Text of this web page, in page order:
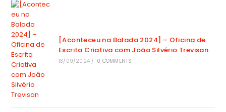
[Aconteceu na Balada 2024] – Oficina de
Escrita Criativa com João Silvério Trevisan
13/09/2024 / 0 COMMENTS